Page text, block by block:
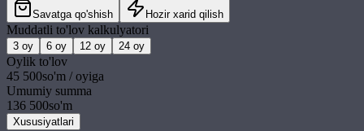
Savatga qo'shish Hozir xarid qilish
Muddatli to'lov kalkulyatori
3 oy 6 oy 12 oy 24 oy
Oylik to'lov
45 500so'm / oyiga
Umumiy summa
136 500so'm
Xususiyatlari